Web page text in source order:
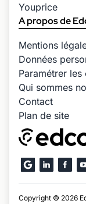
Youprice
A propos de
Mentions
Données
Paramétrer les
Qui sommes
Contact
Plan de site
Copyright © 2026